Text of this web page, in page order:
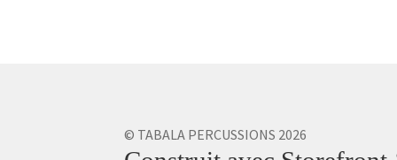
© TABALA PERCUSSIONS 2026